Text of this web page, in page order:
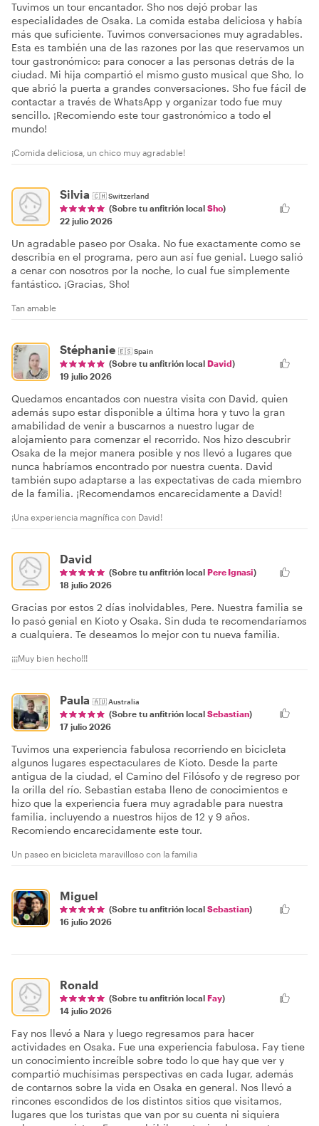
Tuvimos un tour encantador. Sho nos dejó probar las
especialidades de Osaka. La comida estaba deliciosa y había
más que suficiente. Tuvimos conversaciones muy agradables.
Esta es también una de las razones por las que reservamos un
tour gastronómico: para conocer a las personas detrás de la
ciudad. Mi hija compartió el mismo gusto musical que Sho, lo
que abrió la puerta a grandes conversaciones. Sho fue fácil de
contactar a través de WhatsApp y organizar todo fue muy
sencillo. ¡Recomiendo este tour gastronómico a todo el
mundo!
¡Comida deliciosa, un chico muy agradable!
Silvia 🇨🇭Switzerland
(Sobre tu anfitrión local Sho)
22 julio 2026
Un agradable paseo por Osaka. No fue exactamente como se
describía en el programa, pero aun así fue genial. Luego salió
a cenar con nosotros por la noche, lo cual fue simplemente
fantástico. ¡Gracias, Sho!
Tan amable
Stéphanie 🇪🇸Spain
(Sobre tu anfitrión local David)
19 julio 2026
Quedamos encantados con nuestra visita con David, quien
además supo estar disponible a última hora y tuvo la gran
amabilidad de venir a buscarnos a nuestro lugar de
alojamiento para comenzar el recorrido. Nos hizo descubrir
Osaka de la mejor manera posible y nos llevó a lugares que
nunca habríamos encontrado por nuestra cuenta. David
también supo adaptarse a las expectativas de cada miembro
de la familia. ¡Recomendamos encarecidamente a David!
¡Una experiencia magnífica con David!
David
(Sobre tu anfitrión local Pere Ignasi)
18 julio 2026
Gracias por estos 2 días inolvidables, Pere. Nuestra familia se
lo pasó genial en Kioto y Osaka. Sin duda te recomendaríamos
a cualquiera. Te deseamos lo mejor con tu nueva familia.
¡¡¡Muy bien hecho!!!
Paula 🇦🇺Australia
(Sobre tu anfitrión local Sebastian)
17 julio 2026
Tuvimos una experiencia fabulosa recorriendo en bicicleta
algunos lugares espectaculares de Kioto. Desde la parte
antigua de la ciudad, el Camino del Filósofo y de regreso por
la orilla del río. Sebastian estaba lleno de conocimientos e
hizo que la experiencia fuera muy agradable para nuestra
familia, incluyendo a nuestros hijos de 12 y 9 años.
Recomiendo encarecidamente este tour.
Un paseo en bicicleta maravilloso con la familia
Miguel
(Sobre tu anfitrión local Sebastian)
16 julio 2026
Ronald
(Sobre tu anfitrión local Fay)
14 julio 2026
Fay nos llevó a Nara y luego regresamos para hacer
actividades en Osaka. Fue una experiencia fabulosa. Fay tiene
un conocimiento increíble sobre todo lo que hay que ver y
compartió muchísimas perspectivas en cada lugar, además
de contarnos sobre la vida en Osaka en general. Nos llevó a
rincones escondidos de los distintos sitios que visitamos,
lugares que los turistas que van por su cuenta ni siquiera